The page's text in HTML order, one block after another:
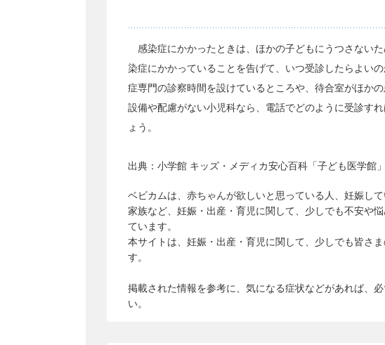
感染症にかかったときは、ほかの子どもにうつさない
染症にかかっていることを告げて、いつ受診したらよい
症専門の診察時間を設けているところや、待合室がほか
設備や配慮がない小児科なら、電話でどのように受診す
ょう。
出典： 小学館 キッズ・メディカ安心百科「子ども医学館
ベビカムは、赤ちゃんが欲しいと思っている人、妊娠し
家族など、妊娠・出産・育児に関して、少しでも不安や
ています。
本サイトは、妊娠・出産・育児に関して、少しでも皆さ
す。
掲載された情報を参考に、気になる症状などがあれば、
い。